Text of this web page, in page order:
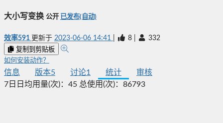
大小写变换 公开 已发布(自动)
效率591 更新于 2023-06-06 14:41 8 332
复制到剪贴板
如何安装动作？
信息 版本5 讨论1 统计
审核
7日日均用量(次)： 45 总使用(次)： 86793